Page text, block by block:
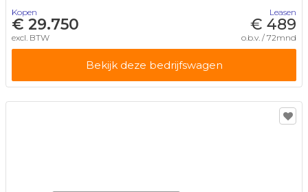
Kopen
€ 29.750
excl. BTW
Leasen
€ 489
o.b.v. / 72mnd
Bekijk deze bedrijfswagen